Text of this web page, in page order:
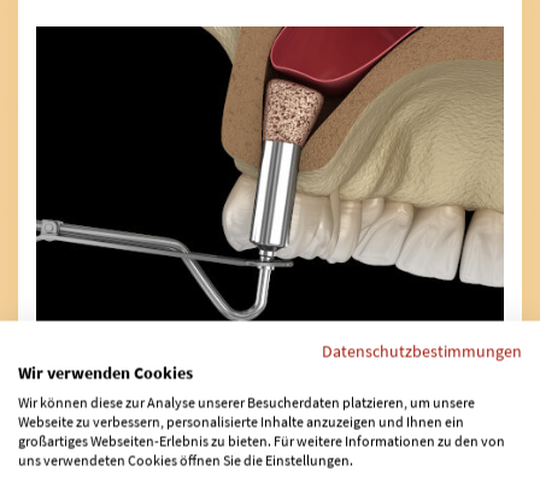
Für den internen Sinuslift wird lediglich ein kleines
Knochenfenster eröffnet, ganz im Gegenteil zu
herkömmlichen Methoden wie z.B. dem Bone-
Spreading, bei dem der Kieferknochen mit einem
Datenschutzbestimmungen
Wir verwenden Cookies
Wir können diese zur Analyse unserer Besucherdaten platzieren, um unsere
Webseite zu verbessern, personalisierte Inhalte anzuzeigen und Ihnen ein
großartiges Webseiten-Erlebnis zu bieten. Für weitere Informationen zu den von
uns verwendeten Cookies öffnen Sie die Einstellungen.